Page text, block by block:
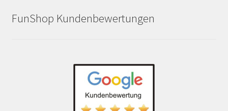
FunShop Kundenbewertungen